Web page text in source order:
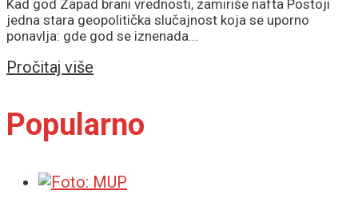
Kad god Zapad brani vrednosti, zamiriše nafta Postoji
jedna stara geopolitička slučajnost koja se uporno
ponavlja: gde god se iznenada...
Pročitaj više
Popularno